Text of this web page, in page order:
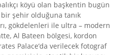
köyü olan başkentin bugün
şehir olduğuna tanık
gökdelenleri ile ultra – modern
Al Bateen bölgesi, kordon
Palace’da verilecek fotograf